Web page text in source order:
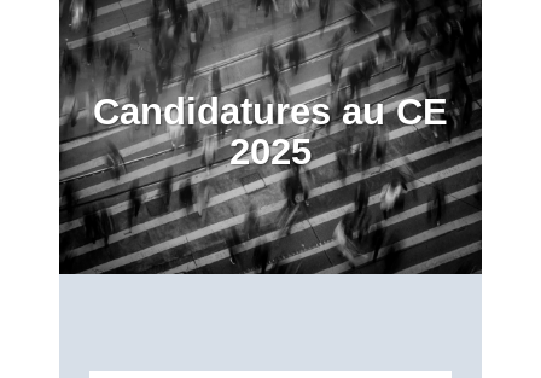
Candidatures au CE
2025